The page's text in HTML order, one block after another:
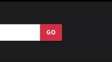
GO